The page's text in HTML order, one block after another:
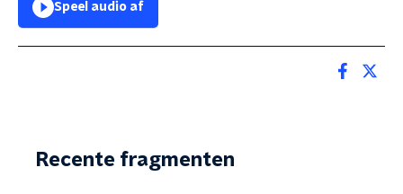
Speel audio af
Recente fragmenten